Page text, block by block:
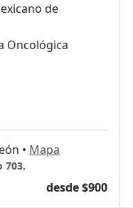
de
Oncológica
• Mapa
703.
desde $900